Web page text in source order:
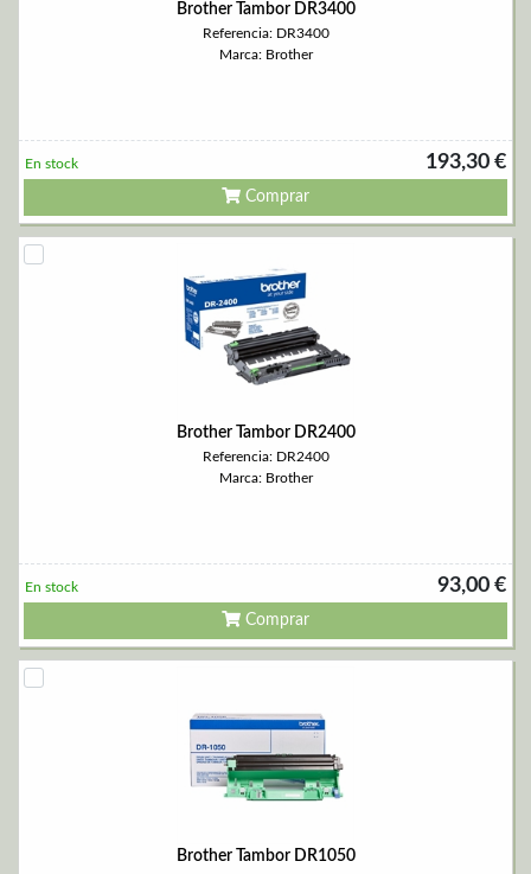
Brother Tambor DR3400
Referencia: DR3400
Marca: Brother
193,30 €
En stock
Comprar
Brother Tambor DR2400
Referencia: DR2400
Marca: Brother
93,00 €
En stock
Comprar
Brother Tambor DR1050